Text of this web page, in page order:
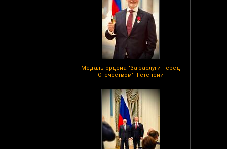
Медаль ордена "За заслуги перед
Отечеством" II степени